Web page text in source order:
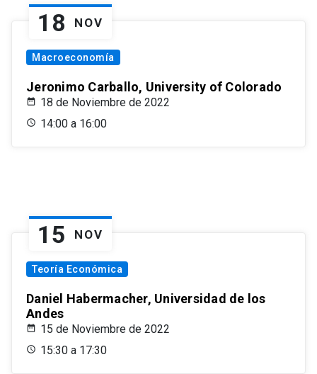
18 NOV
Macroeconomía
Jeronimo Carballo, University of Colorado
18 de Noviembre de 2022
14:00 a 16:00
15 NOV
Teoría Económica
Daniel Habermacher, Universidad de los
Andes
15 de Noviembre de 2022
15:30 a 17:30